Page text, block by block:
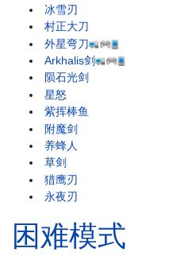
冰雪刃
村正大刀
外星弯刀
Arkhalis剑
陨石光剑
星怒
紫挥棒鱼
附魔剑
养蜂人
草剑
猎鹰刃
永夜刃
困难模式